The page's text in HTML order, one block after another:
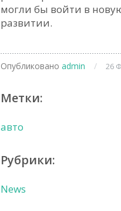
могли бы войти в
развитии.
Опубликовано admin / 26
Метки:
авто
Рубрики:
News